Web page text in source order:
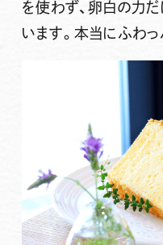
を使わず、卵白の力
います。本当にふわっ